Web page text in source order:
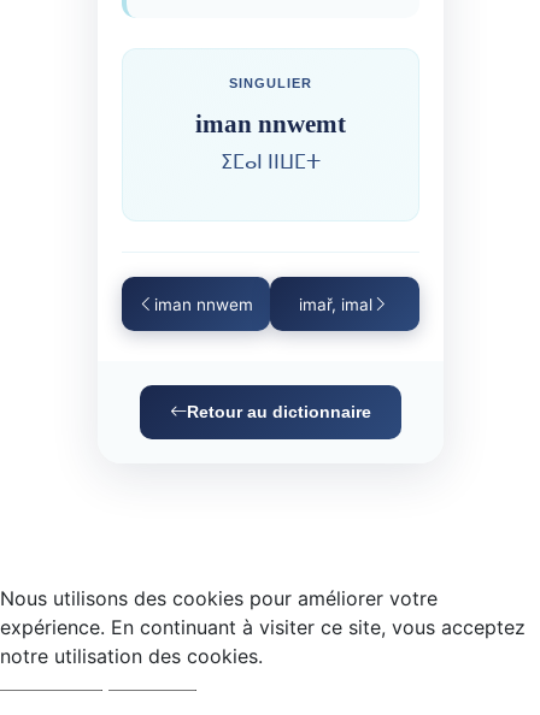
SINGULIER
iman nnwemt
ⵉⵎⴰⵏ ⵏⵏⵡⵎⵜ
iman nnwem imař, imal
Retour au dictionnaire
Nous utilisons des cookies pour améliorer votre
expérience. En continuant à visiter ce site, vous acceptez
notre utilisation des cookies.